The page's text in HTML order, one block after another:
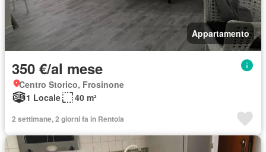
Appartamento
350 €/al mese
Centro Storico, Frosinone
1 Locale
40 m²
2 settimane, 2 giorni fa in Rentola